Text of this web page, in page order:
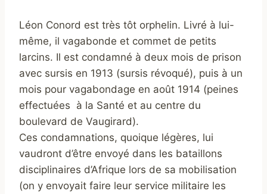
Léon Conord est très tôt orphelin. Livré à lui-
même, il vagabonde et commet de petits
larcins. Il est condamné à deux mois de prison
avec sursis en 1913 (sursis révoqué), puis à un
mois pour vagabondage en août 1914 (peines
effectuées à la Santé et au centre du
boulevard de Vaugirard).
Ces condamnations, quoique légères, lui
vaudront d’être envoyé dans les bataillons
disciplinaires d’Afrique lors de sa mobilisation
(on y envoyait faire leur service militaire les